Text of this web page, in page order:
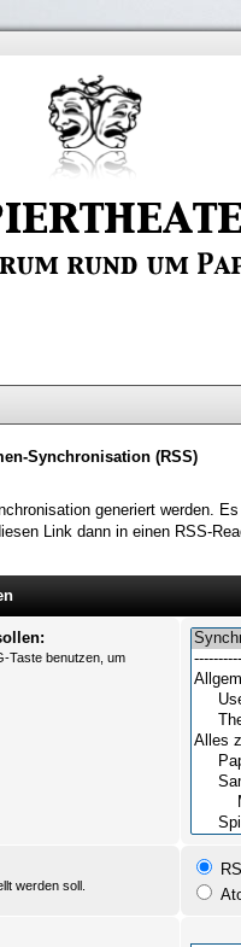
Synchronisation (RSS)
generiert werden.
Link dann in einen RSS-
Taste benutzen, um
werden soll.